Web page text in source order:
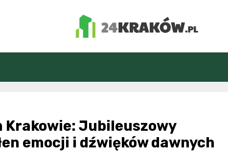
24Kraków.pl
Jubileuszowy
emocji i dźwięków dawnych